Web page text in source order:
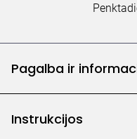
Pagalba ir
Instrukcijos